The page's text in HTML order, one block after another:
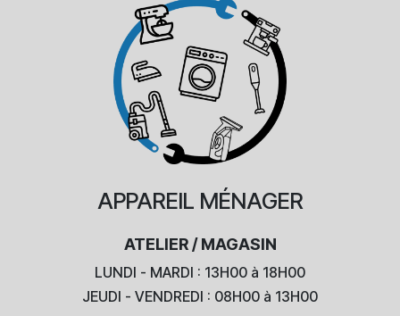
APPAREIL MÉNAGER
ATELIER / MAGASIN
LUNDI - MARDI : 13H00 à 18H00
JEUDI - VENDREDI : 08H00 à 13H00